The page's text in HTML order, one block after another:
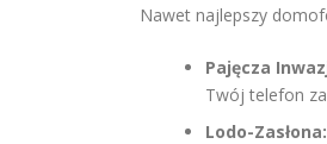
Nawet najlepszy
Pajęcza
Twój telefon
Lodo-Zasłona: